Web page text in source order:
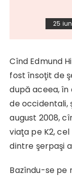
25
Cînd Edmund
fost însoţit de
după aceea,
de occidentali,
august 2008,
viaţa pe K2,
dintre şerpaşi
Bazîndu-se pe